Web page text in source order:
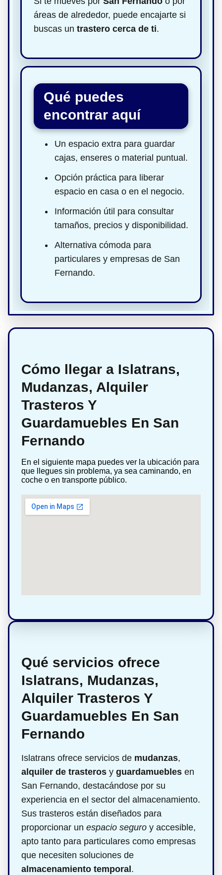
áreas de alrededor, puede encajarte si
buscas un trastero cerca de ti.
Qué puedes
encontrar aquí
Un espacio extra para guardar
cajas, enseres o material puntual.
Opción práctica para liberar
espacio en casa o en el negocio.
Información útil para consultar
tamaños, precios y disponibilidad.
Alternativa cómoda para
particulares y empresas de San
Fernando.
Cómo llegar a Islatrans,
Mudanzas, Alquiler
Trasteros Y
Guardamuebles En San
Fernando
En el siguiente mapa puedes ver la ubicación para
que llegues sin problema, ya sea caminando, en
coche o en transporte público.
Qué servicios ofrece
Islatrans, Mudanzas,
Alquiler Trasteros Y
Guardamuebles En San
Fernando
Islatrans ofrece servicios de mudanzas,
alquiler de trasteros y guardamuebles en
San Fernando, destacándose por su
experiencia en el sector del almacenamiento.
Sus trasteros están diseñados para
proporcionar un espacio seguro y accesible,
apto tanto para particulares como empresas
que necesiten soluciones de
almacenamiento temporal .